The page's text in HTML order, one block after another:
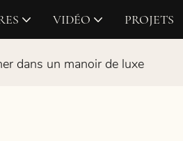
VIDÉO PROJETS
dans un manoir de luxe